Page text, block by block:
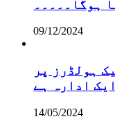
ہوگا۔۔۔۔۔
09/12/2024
ہولڈرز پر
ادارہ ہے
14/05/2024